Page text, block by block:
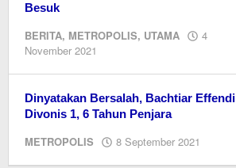
Besuk
BERITA, METROPOLIS, UTAMA
4
November 2021
Dinyatakan Bersalah, Bachtiar Effendi
Divonis 1, 6 Tahun Penjara
METROPOLIS 8 September 2021